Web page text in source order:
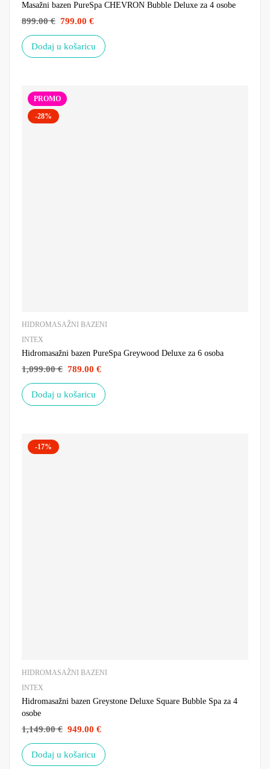
Masažni bazen PureSpa CHEVRON Bubble Deluxe za 4 osobe
899.00€ 799.00 €
Dodaj u košaricu
PROMO
-28%
HIDROMASAŽNI BAZENI
INTEX
Hidromasažni bazen PureSpa Greywood Deluxe za 6 osoba
1,099.00€ 789.00 €
Dodaj u košaricu
-17%
HIDROMASAŽNI BAZENI
INTEX
Hidromasažni bazen Greystone Deluxe Square Bubble Spa za 4
osobe
1,149.00€ 949.00 €
Dodaj u košaricu